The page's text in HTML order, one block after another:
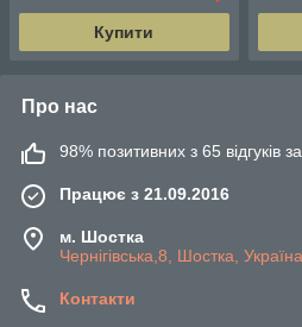
Купити
Про нас
98% позитивних з 65 відгуків за
Працює з 21.09.2016
м. Шостка
Чернігівська,8, Шостка, Україна
Контакти